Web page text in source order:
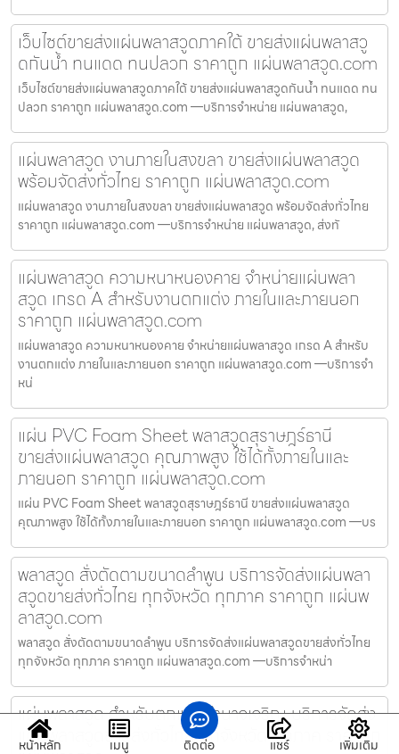
เว็บไซต์ขายส่งแผ่นพลาสวูดภาคใต้ ขายส่งแผ่นพลาสวู
ดกันน้ำ ทนแดด ทนปลวก ราคาถูก แผ่นพลาสวูด.com
เว็บไซต์ขายส่งแผ่นพลาสวูดภาคใต้ ขายส่งแผ่นพลาสวูดกันน้ำ ทนแดด ทน
ปลวก ราคาถูก แผ่นพลาสวูด.com —บริการจำหน่าย แผ่นพลาสวูด,
แผ่นพลาสวูด งานภายในสงขลา ขายส่งแผ่นพลาสวูด
พร้อมจัดส่งทั่วไทย ราคาถูก แผ่นพลาสวูด.com
แผ่นพลาสวูด งานภายในสงขลา ขายส่งแผ่นพลาสวูด พร้อมจัดส่งทั่วไทย
ราคาถูก แผ่นพลาสวูด.com —บริการจำหน่าย แผ่นพลาสวูด, ส่งทั
แผ่นพลาสวูด ความหนาหนองคาย จำหน่ายแผ่นพลา
สวูด เกรด A สำหรับงานตกแต่ง ภายในและภายนอก
ราคาถูก แผ่นพลาสวูด.com
แผ่นพลาสวูด ความหนาหนองคาย จำหน่ายแผ่นพลาสวูด เกรด A สำหรับ
งานตกแต่ง ภายในและภายนอก ราคาถูก แผ่นพลาสวูด.com —บริการจำ
หน่
แผ่น PVC Foam Sheet พลาสวูดสุราษฎร์ธานี
ขายส่งแผ่นพลาสวูด คุณภาพสูง ใช้ได้ทั้งภายในและ
ภายนอก ราคาถูก แผ่นพลาสวูด.com
แผ่น PVC Foam Sheet พลาสวูดสุราษฎร์ธานี ขายส่งแผ่นพลาสวูด
คุณภาพสูง ใช้ได้ทั้งภายในและภายนอก ราคาถูก แผ่นพลาสวูด.com —บร
พลาสวูด สั่งตัดตามขนาดลำพูน บริการจัดส่งแผ่นพลา
สวูดขายส่งทั่วไทย ทุกจังหวัด ทุกภาค ราคาถูก แผ่นพ
ลาสวูด.com
พลาสวูด สั่งตัดตามขนาดลำพูน บริการจัดส่งแผ่นพลาสวูดขายส่งทั่วไทย
ทุกจังหวัด ทุกภาค ราคาถูก แผ่นพลาสวูด.com —บริการจำหน่า
แผ่นพลาสวูด สำหรับตกแต่งอำนาจเจริญ บริการจัดส่ง
แผ่นพลาสวูดขายส่งทั่วไทย ทุกจังหวัด ทุกภาค ราคาถูก
หน้าหลัก เมนู ติดต่อ แชร์ เพิ่มเติม